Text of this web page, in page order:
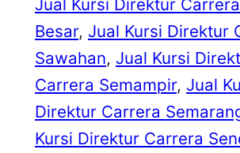
Jual Kursi Direktur
Besar, Jual Kursi Direktur
Sawahan, Jual Kursi
Carrera Semampir, Jual
Direktur Carrera
Kursi Direktur Carrera